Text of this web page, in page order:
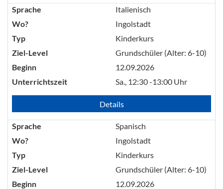
Sprache
Italienisch
Wo?
Ingolstadt
Typ
Kinderkurs
Ziel-Level
Grundschüler (Alter: 6-10)
Beginn
12.09.2026
Unterrichtszeit
Sa., 12:30 -13:00 Uhr
Details
Sprache
Spanisch
Wo?
Ingolstadt
Typ
Kinderkurs
Ziel-Level
Grundschüler (Alter: 6-10)
Beginn
12.09.2026